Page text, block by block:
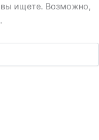
ищете. Возможно,